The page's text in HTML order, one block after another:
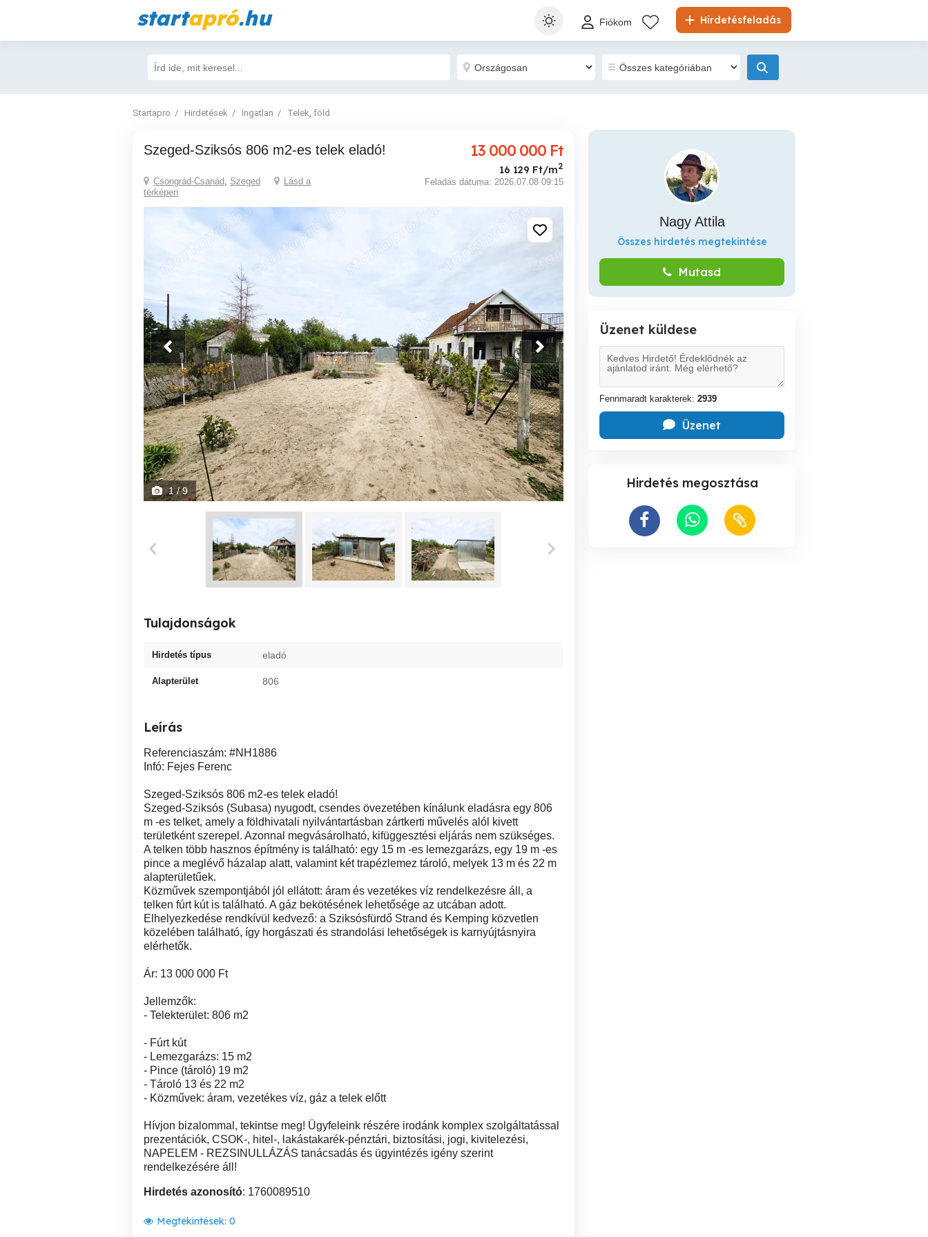
startapró.hu Hirdetésfeladás
Fiókom
Startapro Hirdetések Ingatlan Telek, föld
Szeged-Sziksós 806 m2-es telek eladó! 13 000 000 Ft
16 129 Ft/m2
Csongrád-Csanád
Szeged
Lásd a
térképen
Feladás dátuma: 2026.07.08 09:15
1/ 9
Tulajdonságok
Hirdetés típus eladó
Alapterület 806
Leírás
Referenciaszám: #NH1886
Infó: Fejes Ferenc
Szeged-Sziksós 806 m2-es telek eladó!
Szeged-Sziksós (Subasa) nyugodt, csendes övezetében kínálunk eladásra egy 806
m -es telket, amely a földhivatali nyilvántartásban zártkerti művelés alól kivett
területként szerepel. Azonnal megvásárolható, kifüggesztési eljárás nem szükséges.
A telken több hasznos építmény is található: egy 15 m -es lemezgarázs, egy 19 m -es
pince a meglévő házalap alatt, valamint két trapézlemez tároló, melyek 13 m és 22 m
alapterületűek.
Közművek szempontjából jól ellátott: áram és vezetékes víz rendelkezésre áll, a
telken fúrt kút is található. A gáz bekötésének lehetősége az utcában adott.
Elhelyezkedése rendkívül kedvező: a Sziksósfürdő Strand és Kemping közvetlen
közelében található, így horgászati és strandolási lehetőségek is karnyújtásnyira
elérhetők.
Ár: 13 000 000 Ft
Jellemzők:
- Telekterület: 806 m2
- Fúrt kút
- Lemezgarázs: 15 m2
- Pince (tároló) 19 m2
- Tároló 13 és 22 m2
- Közművek: áram, vezetékes víz, gáz a telek előtt
Hívjon bizalommal, tekintse meg! Ügyfeleink részére irodánk komplex szolgáltatással
prezentációk, CSOK-, hitel-, lakástakarék-pénztári, biztosítási, jogi, kivitelezési,
NAPELEM - REZSINULLÁZÁS tanácsadás és ügyintézés igény szerint
rendelkezésére áll!
Hirdetés azonosító: 1760089510
Megtekintések: 0
Nagy Attila
Összes hirdetés megtekintése
Mutasd
Üzenet küldese
Fennmaradt karakterek: 2939
Üzenet
Hirdetés megosztása